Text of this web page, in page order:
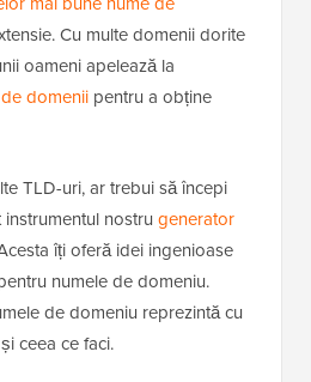
Cu multe domenii dorite
oameni apelează la
domenii pentru a obține
TLD-uri, ar trebui să începi
nostru generator
îți oferă idei ingenioase
numele de domeniu.
de domeniu reprezintă cu
ceea ce faci.